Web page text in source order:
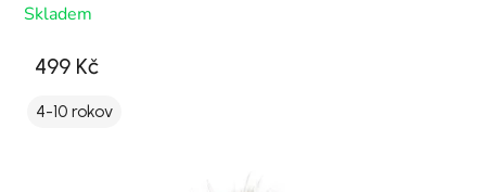
Skladem
499 Kč
4-10 rokov